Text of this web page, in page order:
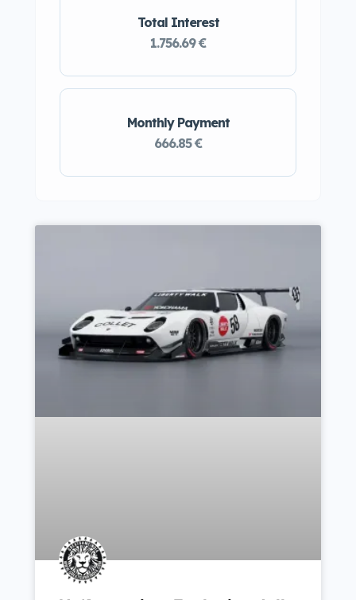
Monthly Payment
666.85 €
Total Interest
1.756.69 €